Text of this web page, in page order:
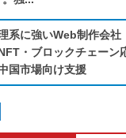
系に強いWeb制作会社
・ブロックチェーン
国市場向け支援